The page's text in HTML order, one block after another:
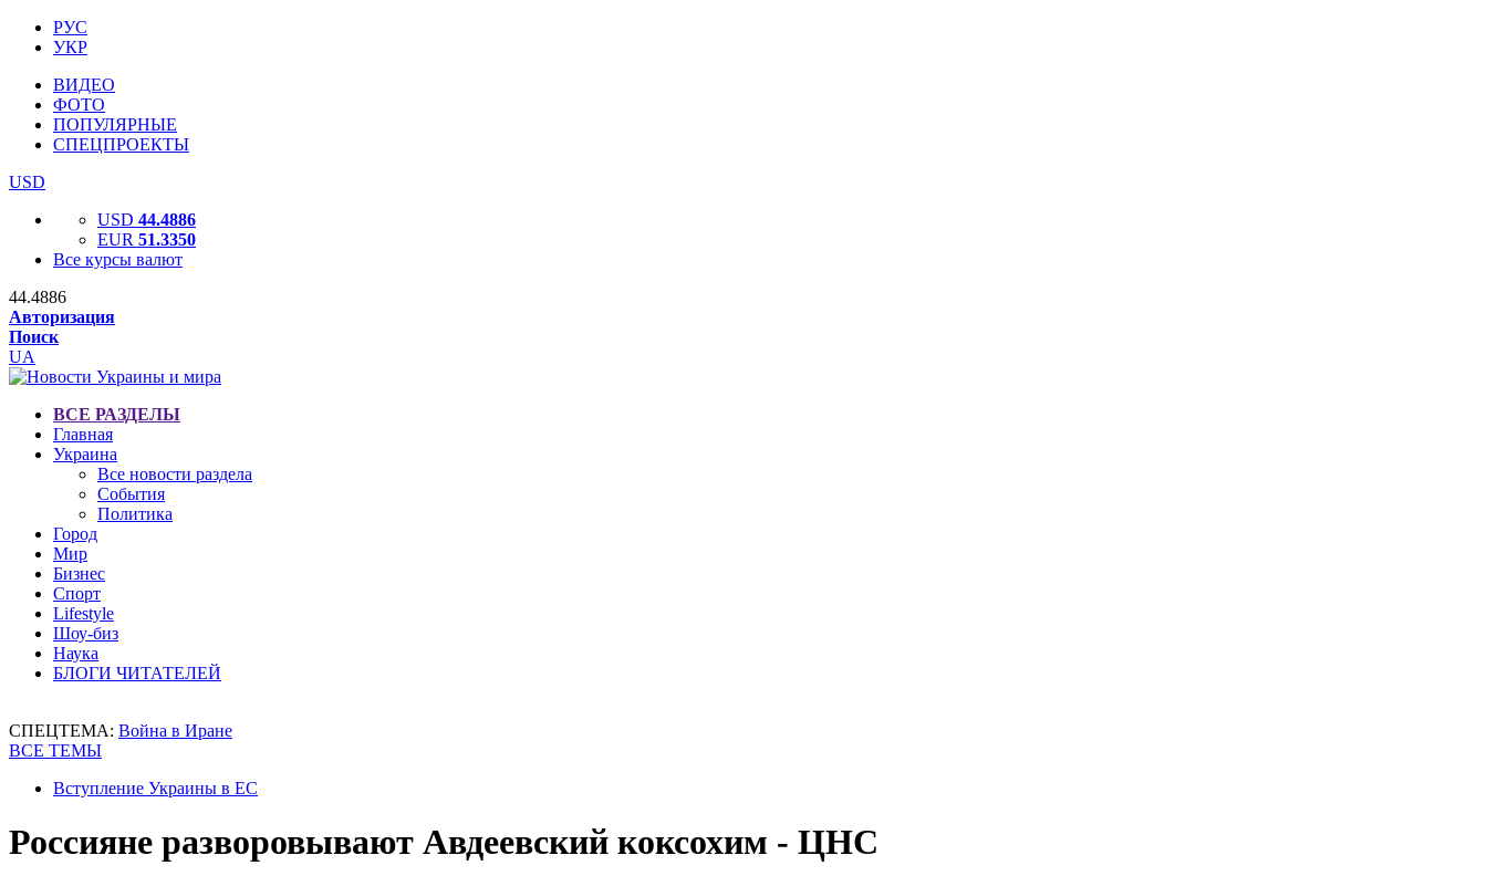
РУС
УКР
ВИДЕО
ФОТО
ПОПУЛЯРНЫЕ
СПЕЦПРОЕКТЫ
USD
USD 44.4886
EUR 51.3350
Все курсы валют
44.4886
Авторизация
Поиск
UA
ВСЕ РАЗДЕЛЫ
Главная
Украина
Все новости раздела
События
Политика
Город
Мир
Бизнес
Спорт
Lifestyle
Шоу-биз
Наука
БЛОГИ ЧИТАТЕЛЕЙ
СПЕЦТЕМА: Война в Иране
ВСЕ ТЕМЫ
Вступление Украины в ЕС
Россияне разворовывают Авдеевский коксохим - ЦНС